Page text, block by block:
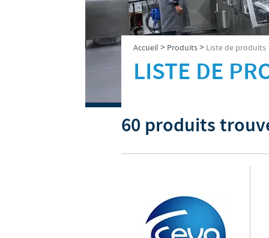
Nos activités
Nos valeurs
Contacts équipe Ceva Afrique
Volailles
Accueil > Produits> Liste de produits
LISTE DE
60 produits